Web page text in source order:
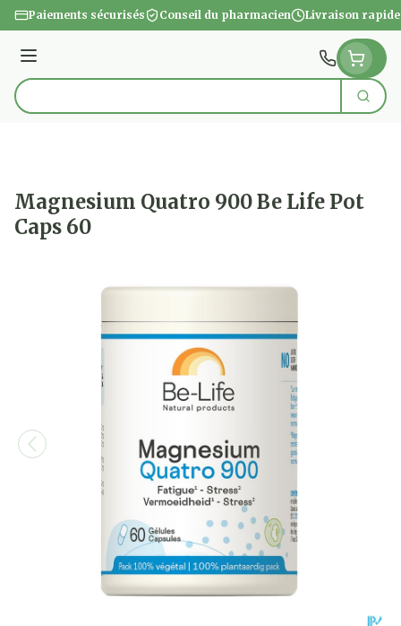
Aller au contenu
Paiements sécurisés Conseil du pharmacien Livraison rapide
Menu
Rechercher
Magnesium Quatro 900 Be Life Pot
Caps 60